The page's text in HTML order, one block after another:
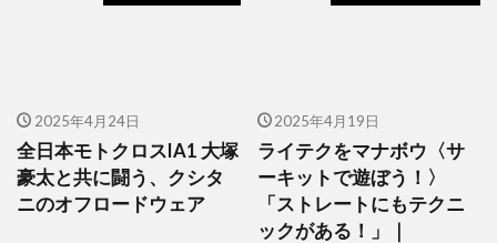
2025年4月24日
全日本モトクロスIA1 大塚
豪太と共に闘う、クシタ
ニのオフロードウェア
2025年4月19日
ライテクをマナボウ〈サ
ーキットで遊ぼう！〉
「ストレートにもテクニ
ックがある！」｜